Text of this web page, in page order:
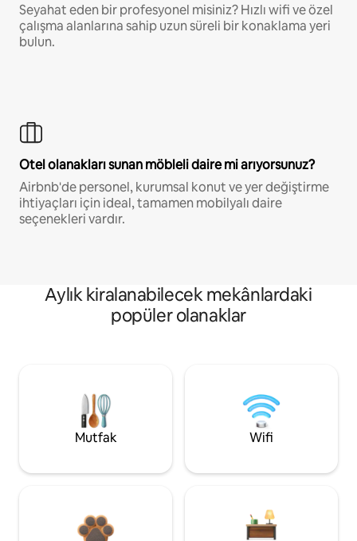
Seyahat eden bir profesyonel misiniz? Hızlı wifi ve özel
çalışma alanlarına sahip uzun süreli bir konaklama yeri
bulun.
Otel olanakları sunan möbleli daire mi arıyorsunuz?
Airbnb'de personel, kurumsal konut ve yer değiştirme
ihtiyaçları için ideal, tamamen mobilyalı daire
seçenekleri vardır.
Aylık kiralanabilecek mekânlardaki
popüler olanaklar
Mutfak Wifi